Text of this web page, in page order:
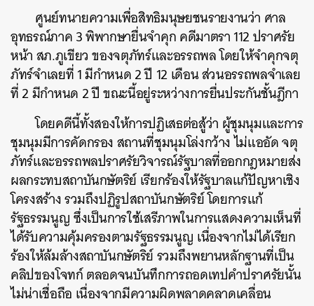
ศูนย์ทนายความเพื่อสิทธิมนุษยชนรายงานว่า ศาล
อุทธรณ์ภาค 3 พิพากษายื่นจำคุก คดีมาตรา 112 ปราศรัย
หน้า สภ.ภูเขียว ของจตุภัทร์และอรรถพล โดยให้จำคุกจตุ
ภัทร์จำเลยที่ 1 มีกำหนด 2 ปี 12 เดือน ส่วนอรรถพลจำเลย
ที่ 2 มีกำหนด 2 ปี ขณะนี้อยู่ระหว่างการยื่นประกันชั้นฎีกา
โดยคดีนี้ทั้งสองให้การปฏิเสธต่อสู้ว่า ผู้ชุมนุมและการ
ชุมนุมมีการคัดกรอง สถานที่ชุมนุมโล่งกว้าง ไม่แออัด จตุ
ภัทร์และอรรถพลปราศรัยวิจารณ์รัฐบาลที่ออกกฎหมายส่ง
ผลกระทบสถาบันกษัตริย์ เรียกร้องให้รัฐบาลแก้ปัญหาเชิง
โครงสร้าง รวมถึงปฏิรูปสถาบันกษัตริย์ โดยการแก้
รัฐธรรมนูญ ซึ่งเป็นการใช้เสรีภาพในการแสดงความเห็นที่
ได้รับความคุ้มครองตามรัฐธรรมนูญ เนื่องจากไม่ได้เรียก
ร้องให้ล้มล้างสถาบันกษัตริย์ รวมถึงพยานหลักฐานที่เป็น
คลิปของโจทก์ ตลอดจนบันทึกการถอดเทปคำปราศรัยนั้น
ไม่น่าเชื่อถือ เนื่องจากมีความผิดพลาดคลาดเคลื่อน